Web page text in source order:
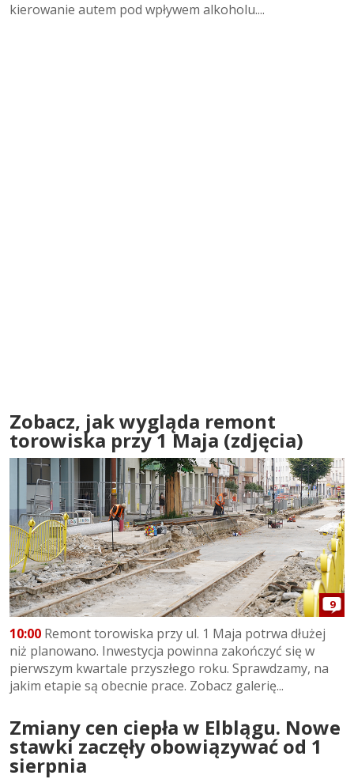
kierowanie autem pod wpływem alkoholu....
Zobacz, jak wygląda remont
torowiska przy 1 Maja (zdjęcia)
9
10:00 Remont torowiska przy ul. 1 Maja potrwa dłużej
niż planowano. Inwestycja powinna zakończyć się w
pierwszym kwartale przyszłego roku. Sprawdzamy, na
jakim etapie są obecnie prace. Zobacz galerię...
Zmiany cen ciepła w Elblągu. Nowe
stawki zaczęły obowiązywać od 1
sierpnia